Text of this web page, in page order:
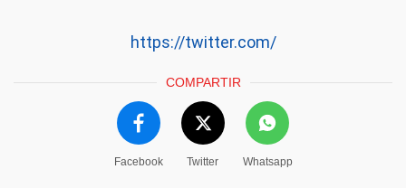
https://twitter.com/
COMPARTIR
Facebook Twitter Whatsapp